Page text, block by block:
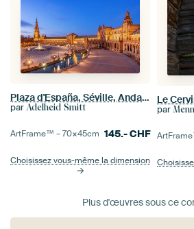
Plaza d'España, Séville, Andalousie, Espagne
par Adelheid Smitt
ArtFrame™ –70×45cm 145.-CHF
Choisissez vous-même la dimension
Le
par
Plus d'œuvres sous ce